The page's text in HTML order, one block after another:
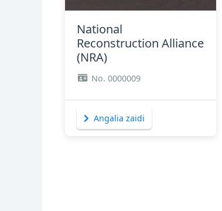
Angalia zaidi
National
Reconstruction Alliance
(NRA)
No. 0000009
Angalia zaidi